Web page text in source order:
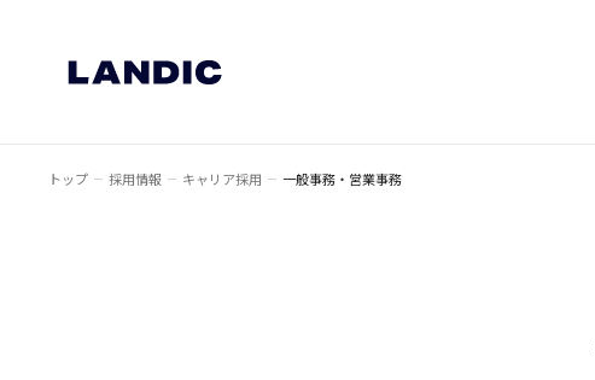
トップ 採用情報 キャリア採用 一般事務・営業事務